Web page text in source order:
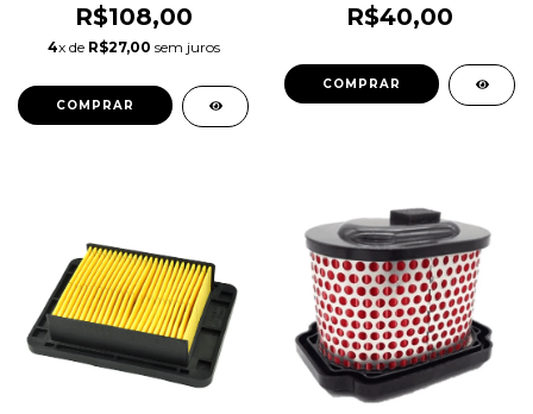
R$108,00
4x de R$27,00 sem juros
R$40,00